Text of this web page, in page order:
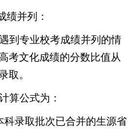
绩并列：
到专业校考成绩并列的情
考文化成绩的分数比值从
取。
算公式为：
科录取批次已合并的生源省